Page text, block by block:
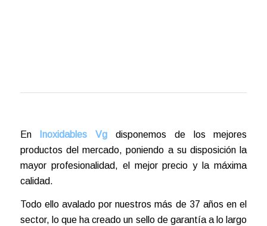
En Inoxidables Vgdisponemos de los mejores
productos del mercado, poniendo a su disposición la
mayor profesionalidad, el mejor precio y la máxima
calidad.
Todo ello avalado por nuestros más de 37 años en el
sector, lo que ha creado un sello de garantía a lo largo